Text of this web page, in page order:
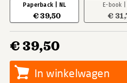
Paperback | NL
€ 39,50
E-book |
€
€ 39,50
In winkelwagen